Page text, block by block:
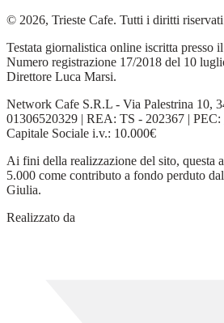
© 2026, Trieste Cafe. Tutti i diritti
Testata giornalistica online iscritta presso
Numero registrazione 17/2018 del 10
Direttore Luca Marsi.
Network Cafe S.R.L - Via Palestrina 10,
01306520329 | REA: TS - 202367 | PEC:
Capitale Sociale i.v.: 10.000€
Ai fini della realizzazione del sito, questa
5.000 come contributo a fondo perduto
Giulia.
Realizzato da